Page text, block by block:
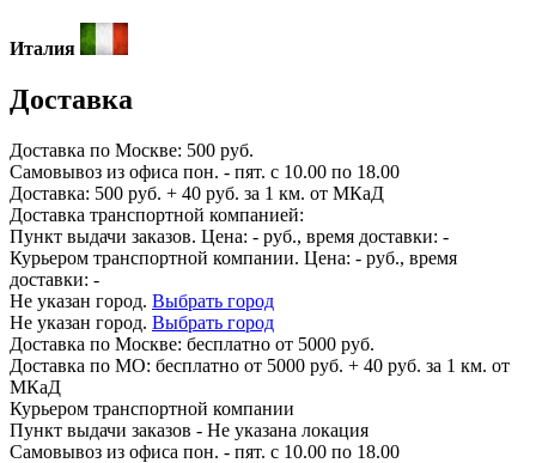
Италия
Доставка
Доставка по Москве: 500 руб.
Самовывоз из офиса пон. - пят. с 10.00 по 18.00
Доставка: 500 руб. + 40 руб. за 1 км. от МКаД
Доставка транспортной компанией:
Пункт выдачи заказов. Цена: - руб., время доставки: -
Курьером транспортной компании. Цена: - руб., время
доставки: -
Не указан город. Выбрать город
Не указан город. Выбрать город
Доставка по Москве: бесплатно от 5000 руб.
Доставка по МО: бесплатно от 5000 руб. + 40 руб. за 1 км. от
МКаД
Курьером транспортной компании
Пункт выдачи заказов - Не указана локация
Самовывоз из офиса пон. - пят. с 10.00 по 18.00